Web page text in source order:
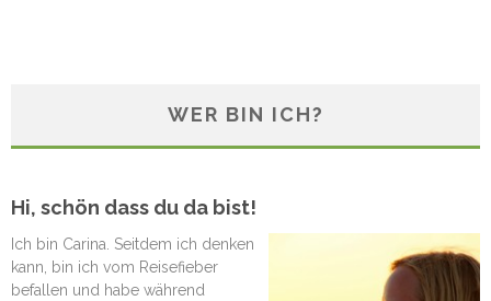
WER BIN ICH?
Hi, schön dass du da bist!
Ich bin Carina. Seitdem ich denken
kann, bin ich vom Reisefieber
befallen und habe während